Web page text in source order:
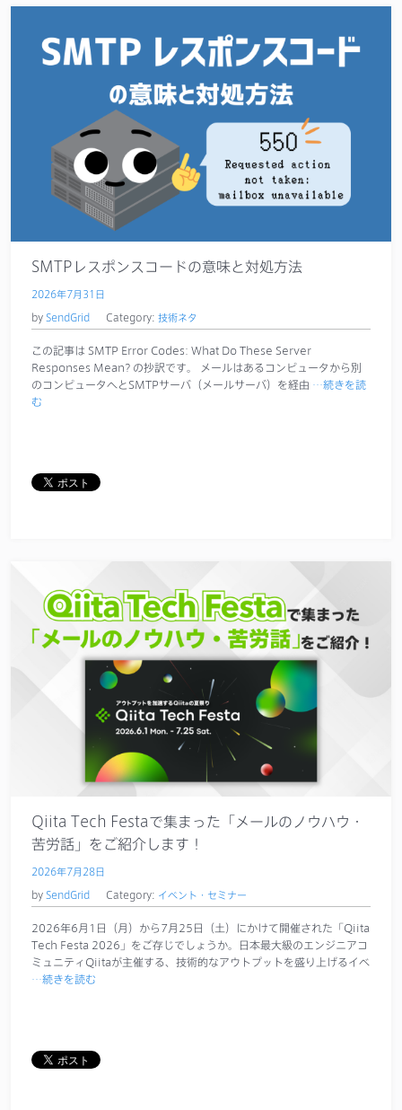
SMTPレスポンスコードの意味と対処方法
2026年7月31日
by SendGrid Category: 技術ネタ
この記事は SMTP Error Codes: What Do These Server
Responses Mean? の抄訳です。 メールはあるコンピュータから別
のコンピュータへとSMTPサーバ（メールサーバ）を経由 …続きを読
む
Qiita Tech Festaで集まった「メールのノウハウ・
苦労話」をご紹介します！
2026年7月28日
by SendGrid Category: イベント・セミナー
2026年6月1日（月）から7月25日（土）にかけて開催された「Qiita
Tech Festa 2026」をご存じでしょうか。日本最大級のエンジニアコ
ミュニティQiitaが主催する、技術的なアウトプットを盛り上げるイベ
…続きを読む